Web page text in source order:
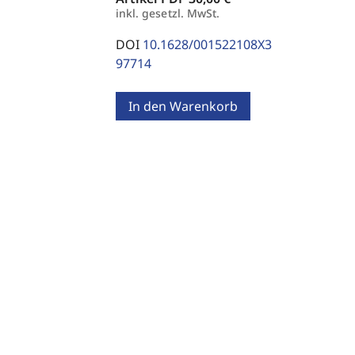
inkl. gesetzl. MwSt.
DOI 10.1628/001522108X3
97714
In den Warenkorb